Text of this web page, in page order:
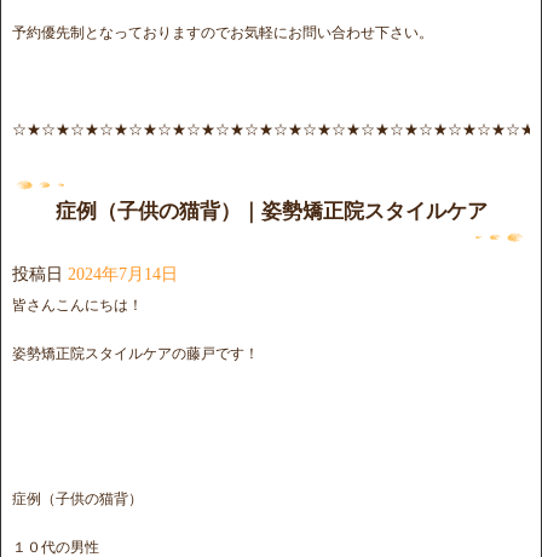
予約優先制となっておりますのでお気軽にお問い合わせ下さい。
症例（子供の猫背）｜姿勢矯正院スタイルケア
投稿日 2024年7月14日
皆さんこんにちは！
姿勢矯正院スタイルケアの藤戸です！
症例（子供の猫背）
１０代の男性